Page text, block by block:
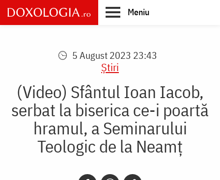
Skip
to
main
Meniu
5 August 2023 23:43
Știri
(Video) Sfântul Ioan Iacob,
serbat la biserica ce-i poartă
hramul, a Seminarului
Teologic de la Neamț